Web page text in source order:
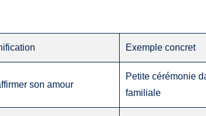
Exemple concret
son amour
Petite cérémonie
familiale